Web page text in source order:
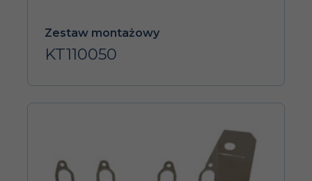
Zestaw montażowy
KT110050